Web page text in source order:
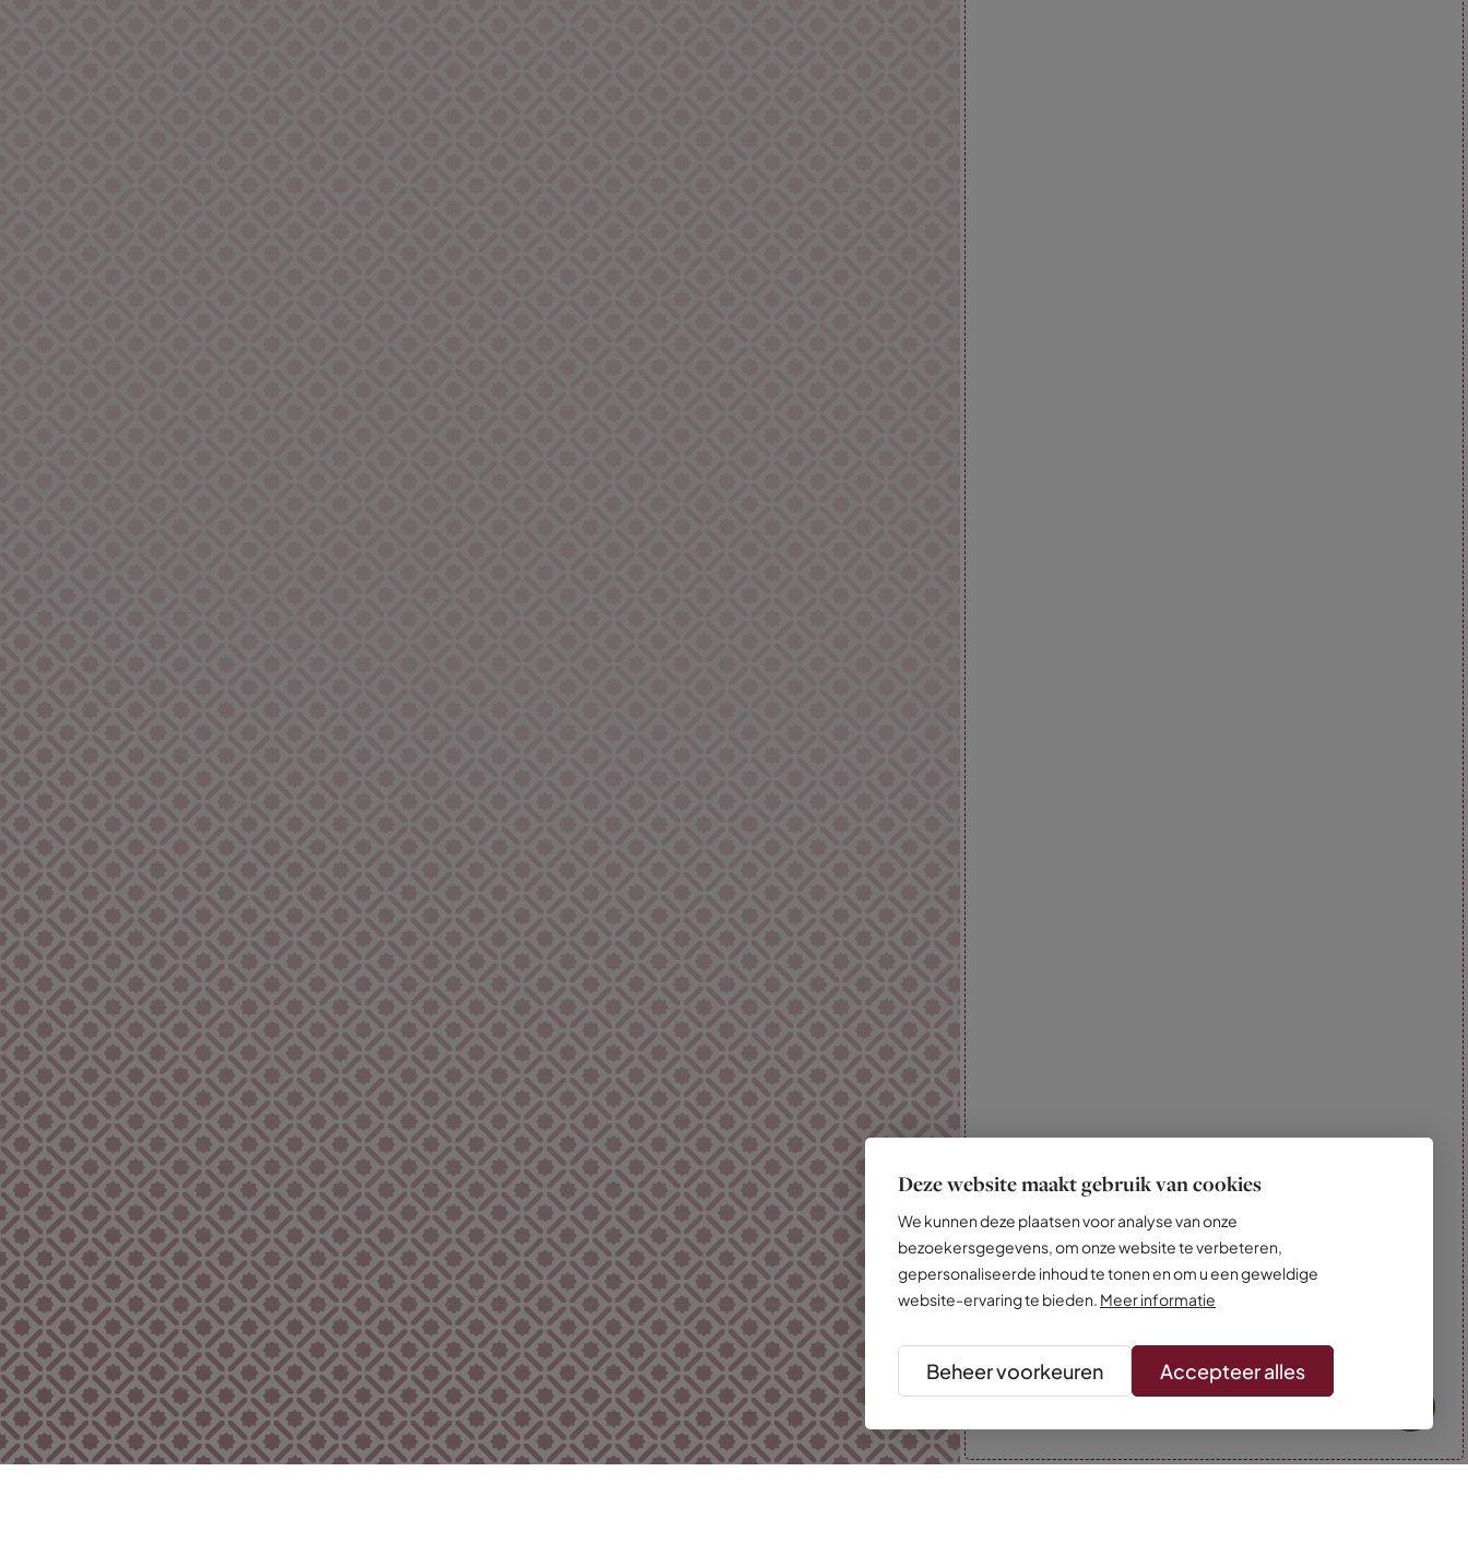
Deze website maakt gebruik van cookies
We kunnen deze plaatsen voor analyse van onze
bezoekersgegevens, om onze website te verbeteren,
gepersonaliseerde inhoud te tonen en om u een geweldige
website-ervaring te bieden. Meer informatie
Beheer voorkeuren Accepteer alles